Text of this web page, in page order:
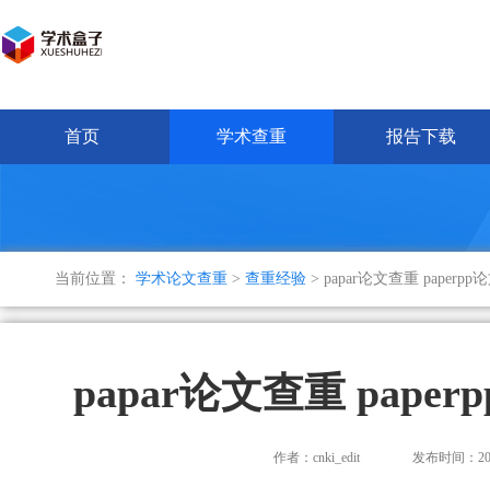
首页 学术查重 报告下载
当前位置： 学术论文查重 > 查重经验 > papar论文查重 paperpp
papar论文查重
作者：cnki_edit 发布时间：